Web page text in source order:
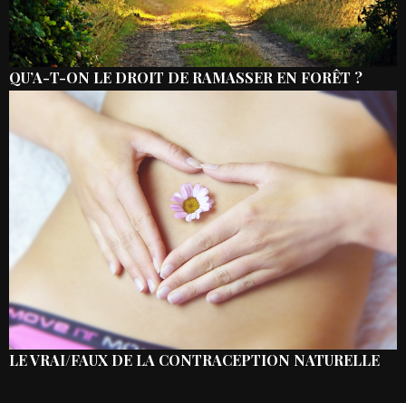
QU’A-T-ON LE DROIT DE RAMASSER EN FORÊT ?
LE VRAI/FAUX DE LA CONTRACEPTION NATURELLE